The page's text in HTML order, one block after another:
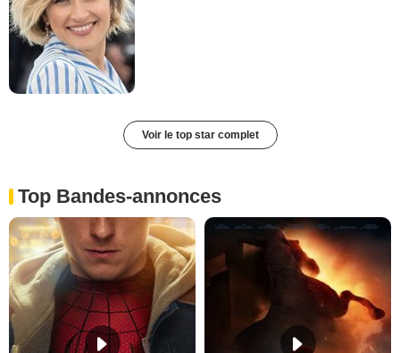
Voir le top star complet
Top Bandes-annonces